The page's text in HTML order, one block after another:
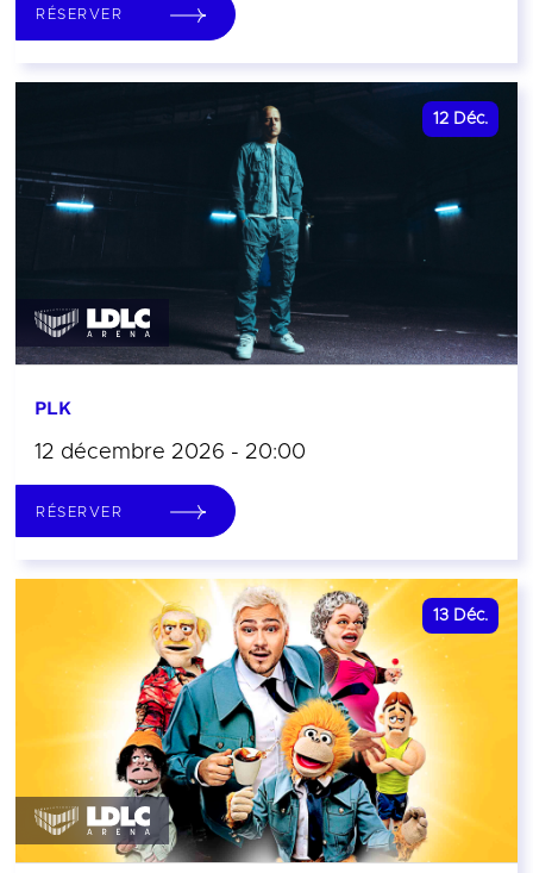
RÉSERVER
12 Déc.
PLK
12 décembre 2026 - 20:00
RÉSERVER
13 Déc.